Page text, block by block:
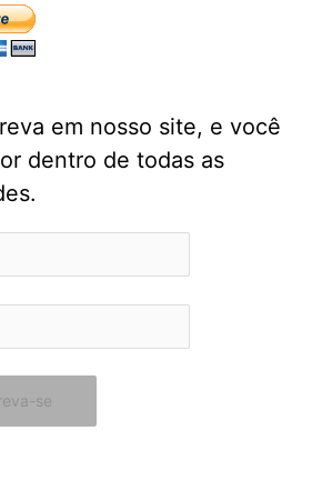
em nosso site, e você
dentro de todas as